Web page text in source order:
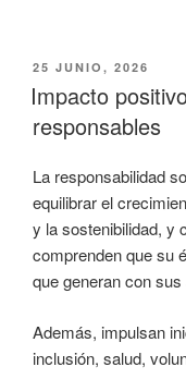
PUBLICADO
EL
25 JUNIO, 2026
Impacto
responsables
La responsabilidad
equilibrar el
y la sostenibilidad, y
comprenden que su
que generan con
Además, impulsan
inclusión, salud,